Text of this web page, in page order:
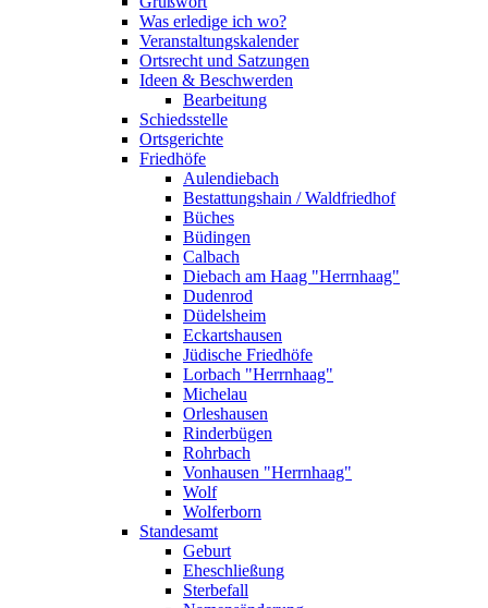
Was erledige ich wo?
Veranstaltungskalender
Ortsrecht und Satzungen
Ideen & Beschwerden
Bearbeitung
Schiedsstelle
Ortsgerichte
Friedhöfe
Aulendiebach
Bestattungshain / Waldfriedhof
Büches
Büdingen
Calbach
Diebach am Haag "Herrnhaag"
Dudenrod
Düdelsheim
Eckartshausen
Jüdische Friedhöfe
Lorbach "Herrnhaag"
Michelau
Orleshausen
Rinderbügen
Rohrbach
Vonhausen "Herrnhaag"
Wolf
Wolferborn
Standesamt
Geburt
Eheschließung
Sterbefall